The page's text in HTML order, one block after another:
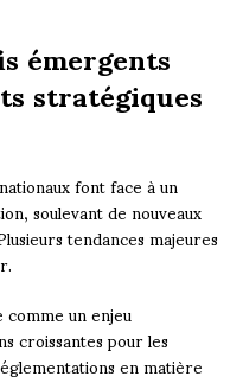
émergents
stratégiques
font face à un
soulevant de nouveaux
tendances majeures
comme un enjeu
croissantes pour les
en matière